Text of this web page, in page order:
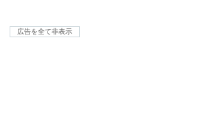
広告を全て非表示